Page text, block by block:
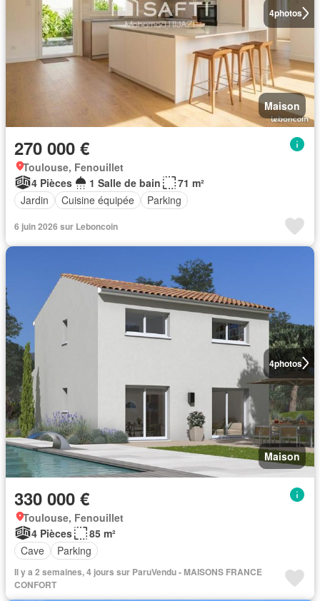
4photos
Maison
270 000 €
Toulouse, Fenouillet
4 Pièces
1 Salle de bain
71 m²
Jardin
Cuisine équipée Parking
6 juin 2026 sur Leboncoin
4photos
Maison
330 000 €
Toulouse, Fenouillet
4 Pièces
85 m²
Cave
Parking
Il y a 2 semaines, 4 jours sur ParuVendu - MAISONS FRANCE
CONFORT